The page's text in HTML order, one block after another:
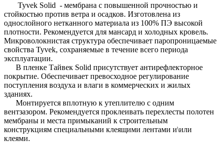
Tyvek Solid - мембрана с повышенной прочностью и
стойкостью против ветра и осадков. Изготовлена из
однослойного нетканного материала из 100% ПЭ высокой
плотности. Рекомендуется для мансард и холодных кровель.
Микроволокнистая структура обеспечивает паропроницаемые
свойства Tyvek, сохраняемые в течение всего периода
эксплуатации.
В пленке Тайвек Solid присутствует антирефлекторное
покрытие. Обеспечивает превосходное регулирование
поступления воздуха и влаги в коммерческих и жилых
зданиях.
Монтируется вплотную к утеплителю с одним
вентзазором. Рекомендуется проклеивать перехлесты полотен
мембраны и места примыканий к строительным
конструкциям специальными клеящими лентами и\или
клеями.